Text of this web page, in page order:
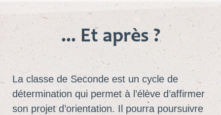
... Et après ?
La classe de Seconde est un cycle de
détermination qui permet à l’élève d’affirmer
son projet d’orientation. Il pourra poursuivre